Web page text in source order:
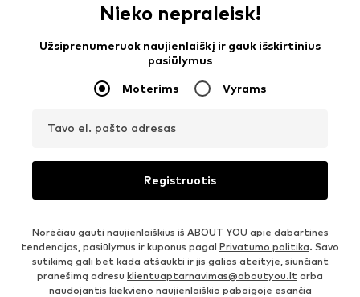
Nieko nepraleisk!
Užsiprenumeruok naujienlaiškį ir gauk išskirtinius
pasiūlymus
Moterims Vyrams
Tavo el. pašto adresas
Registruotis
Norėčiau gauti naujienlaiškius iš ABOUT YOU apie dabartines
tendencijas, pasiūlymus ir kuponus pagal Privatumo politika. Savo
sutikimą gali bet kada atšaukti ir jis galios ateityje, siunčiant
pranešimą adresu klientuaptarnavimas@aboutyou.lt arba
naudojantis kiekvieno naujienlaiškio pabaigoje esančia